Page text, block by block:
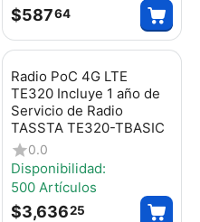
$58764
Radio PoC 4G LTE
TE320 Incluye 1 año de
Servicio de Radio
TASSTA TE320-TBASIC
0.0
Disponibilidad:
500 Artículos
$3,63625